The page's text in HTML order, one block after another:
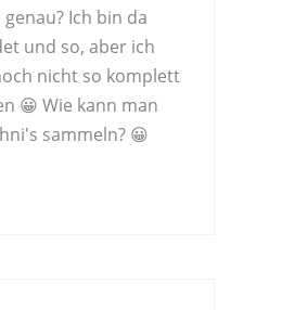
Ich bin da
und so, aber ich
nicht so komplett
😀 Wie kann man
sammeln? 😀